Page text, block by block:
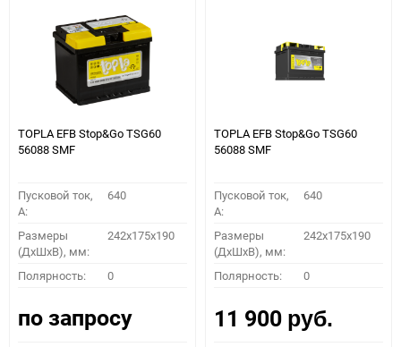
TOPLA EFB Stop&Go TSG60
56088 SMF
Пусковой ток,
A:
640
Размеры
(ДхШхВ), мм:
242x175x190
Полярность: 0
по запросу
TOPLA EFB Stop&Go TSG60
56088 SMF
Пусковой ток,
A:
640
Размеры
(ДхШхВ), мм:
242x175x190
Полярность: 0
11 900 руб.